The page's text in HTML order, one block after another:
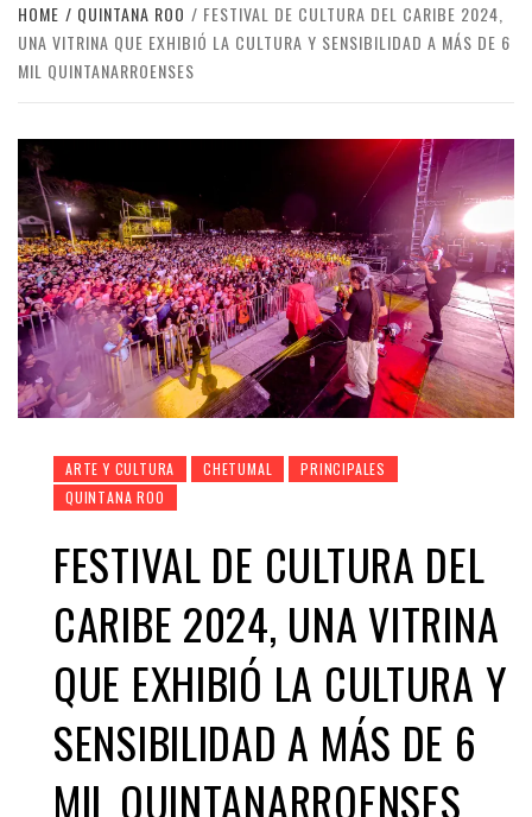
HOME QUINTANA ROO
FESTIVAL DE CULTURA DEL CARIBE 2024,
UNA VITRINA QUE EXHIBIÓ LA CULTURA Y SENSIBILIDAD A MÁS DE 6
MIL QUINTANARROENSES
ARTE Y CULTURA CHETUMAL
PRINCIPALES
QUINTANA ROO
FESTIVAL DE CULTURA DEL
CARIBE 2024, UNA VITRINA
QUE EXHIBIÓ LA CULTURA Y
SENSIBILIDAD A MÁS DE 6
MIL QUINTANARROENSES